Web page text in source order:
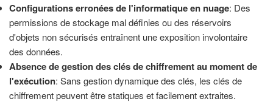
Configurations erronées de l'informatique en nuage: Des
permissions de stockage mal définies ou des réservoirs
d'objets non sécurisés entraînent une exposition involontaire
des données.
Absence de gestion des clés de chiffrement au moment de
l'exécution: Sans gestion dynamique des clés, les clés de
chiffrement peuvent être statiques et facilement extraites.